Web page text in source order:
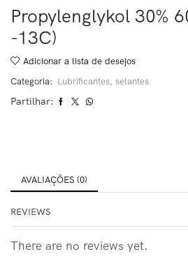
Propylenglykol 30%
-13C)
Adicionar a lista de desejos
Categoria: Lubrificantes, selantes
Partilhar:
AVALIAÇÕES (0)
REVIEWS
There are no reviews yet.